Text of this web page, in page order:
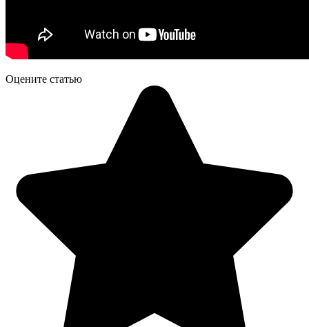
Оцените статью